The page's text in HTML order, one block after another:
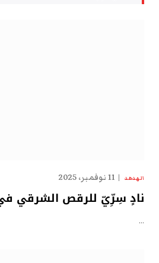
الهدهد 11 نوفمبر، 2025
نادٍ سِرِّيّ للرقص الشرقي
…